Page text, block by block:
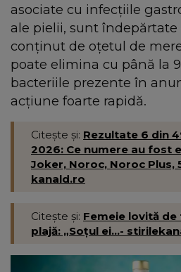
asociate cu infecțiile
ale pielii, sunt
conținut de oțetul de
poate elimina cu până la
bacteriile prezente în
acțiune foarte rapidă.
Citește și: Rezultate 6 din
2026: Ce numere au fost
Joker, Noroc, Noroc Plus,
kanald.ro
Citește și: Femeie lovită
plajă: „Soțul ei...-